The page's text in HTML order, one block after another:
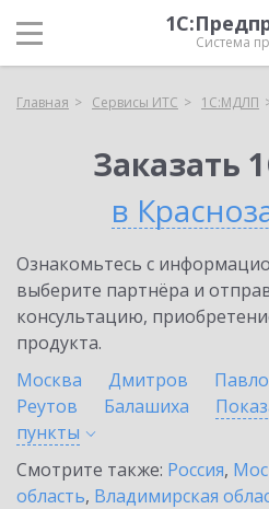
Система
Главная Сервисы ИТС 1С:МДЛП
Заказать
в
Ознакомьтесь с
выберите партнёра и
консультацию,
продукта.
Москва
Дмитров
Реутов
Балашиха
пункты
Смотрите также: Россия,
область, Владимирская